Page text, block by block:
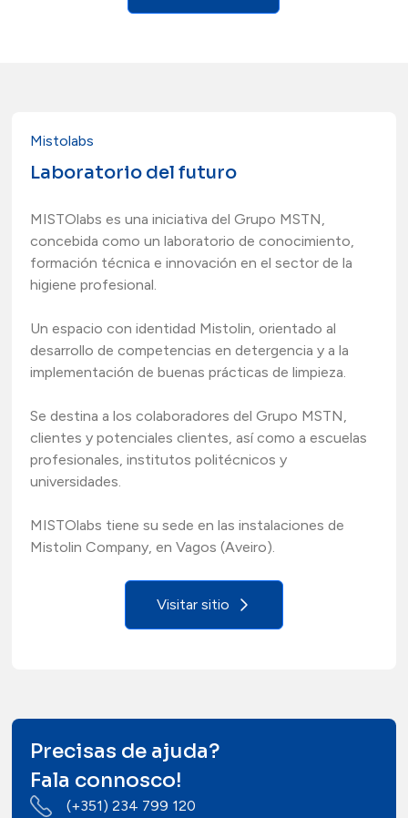
Mistolabs
Laboratorio del futuro
MISTOlabs es una iniciativa del Grupo MSTN,
concebida como un laboratorio de conocimiento,
formación técnica e innovación en el sector de la
higiene profesional.
Un espacio con identidad Mistolin, orientado al
desarrollo de competencias en detergencia y a la
implementación de buenas prácticas de limpieza.
Se destina a los colaboradores del Grupo MSTN,
clientes y potenciales clientes, así como a escuelas
profesionales, institutos politécnicos y
universidades.
MISTOlabs tiene su sede en las instalaciones de
Mistolin Company, en Vagos (Aveiro).
Visitar sitio
Precisas de ajuda?
Fala connosco!
(+351) 234 799 120